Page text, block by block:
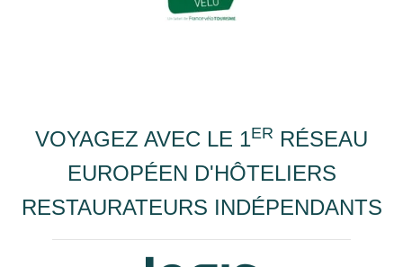
VOYAGEZ AVEC LE 1ER RÉSEAU
EUROPÉEN D'HÔTELIERS
RESTAURATEURS INDÉPENDANTS